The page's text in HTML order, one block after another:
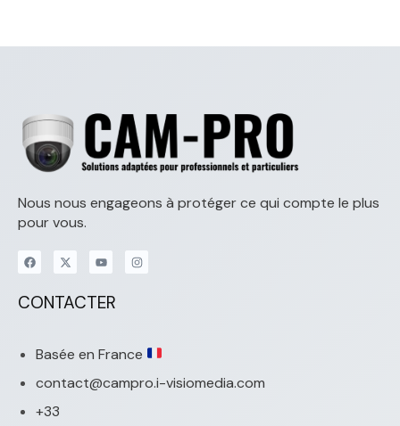
Nous nous engageons à protéger ce qui compte le plus
pour vous.
CONTACTER
Basée en France
contact@campro.i-visiomedia.com
+33